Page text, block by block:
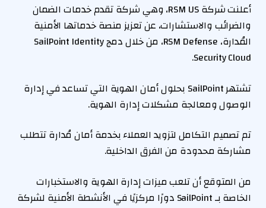
أعلنت شركة RSM US، وهي شركة تقدم خدمات الضمان
والضرائب والاستشارات، عن تعزيز منصة خدماتها الأمنية
المُدارة، RSM Defense، من خلال دمج SailPoint Identity
Security Cloud.
تشتهر SailPoint بحلول أمان الهوية التي تساعد في إدارة
الوصول ومعالجة مشكلات إدارة الهوية.
تم تصميم التكامل لتزويد العملاء بخدمة أمان مُدارة تتطلب
مشاركة محدودة من الفرق الداخلية.
من المتوقع أن تلعب ميزات إدارة الهوية والاستخبارات
الخاصة بـ SailPoint دورًا مركزيًا في الأنشطة الأمنية لشركة